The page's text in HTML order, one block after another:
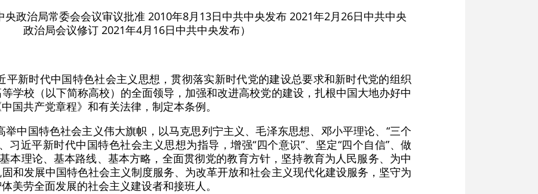
央政治局常委会会议审议批准 2010年8月13日中共中央发布 2021年2月26日中共中央
政治局会议修订 2021年4月16日中共中央发布）
平新时代中国特色社会主义思想，贯彻落实新时代党的建设总要求和新时代党的组织
学校（以下简称高校）的全面领导，加强和改进高校党的建设，扎根中国大地办好中
国共产党章程》和有关法律，制定本条例。
举中国特色社会主义伟大旗帜，以马克思列宁主义、毛泽东思想、邓小平理论、“三个
习近平新时代中国特色社会主义思想为指导，增强“四个意识”、坚定“四个自信”、做
本理论、基本路线、基本方略，全面贯彻党的教育方针，坚持教育为人民服务、为中
和发展中国特色社会主义制度服务、为改革开放和社会主义现代化建设服务，坚守为
美劳全面发展的社会主义建设者和接班人。